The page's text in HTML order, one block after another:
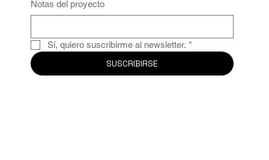
Notas del proyecto
Sí, quiero suscribirme al newsletter. *
SUSCRIBIRSE